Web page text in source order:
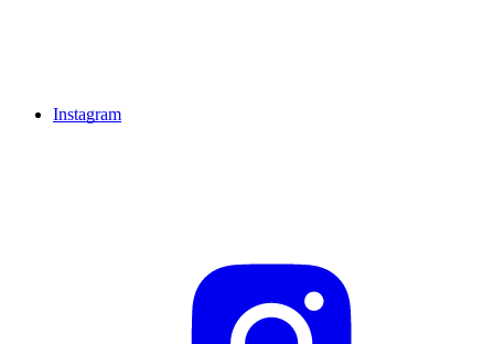
Instagram